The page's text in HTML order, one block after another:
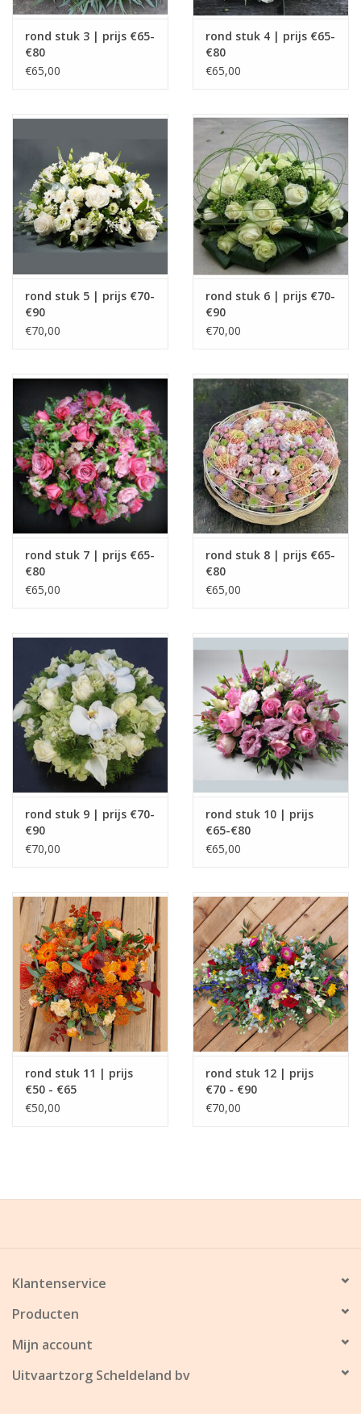
rond stuk 3 | prijs €65-
€80
€65,00
rond stuk 4 | prijs €65-
€80
€65,00
rond stuk 5 | prijs €70-
€90
€70,00
rond stuk 6 | prijs €70-
€90
€70,00
rond stuk 7 | prijs €65-
€80
€65,00
rond stuk 8 | prijs €65-
€80
€65,00
rond stuk 9 | prijs €70-
€90
€70,00
rond stuk 10 | prijs
€65-€80
€65,00
rond stuk 11 | prijs
€50 - €65
€50,00
rond stuk 12 | prijs
€70 - €90
€70,00
Klantenservice
Producten
Mijn account
Uitvaartzorg Scheldeland bv